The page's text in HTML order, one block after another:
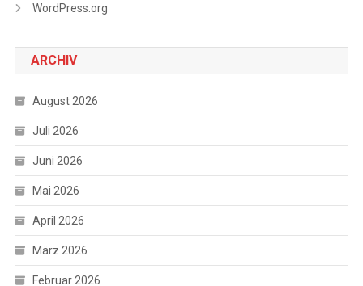
WordPress.org
ARCHIV
August 2026
Juli 2026
Juni 2026
Mai 2026
April 2026
März 2026
Februar 2026